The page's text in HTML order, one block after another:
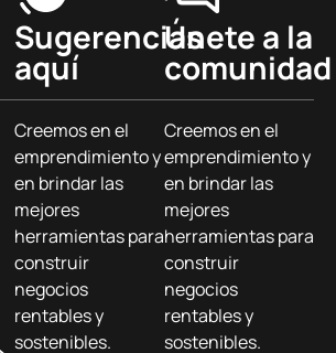
Sugerencias
aquí
Creemos en el
emprendimiento y
en brindar las
mejores
herramientas para
construir
negocios
rentables y
sostenibles.
Únete a la
comunidad
Creemos en el
emprendimiento y
en brindar las
mejores
herramientas para
construir
negocios
rentables y
sostenibles.